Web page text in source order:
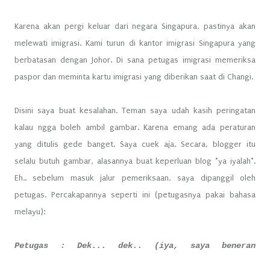
Karena akan pergi keluar dari negara Singapura, pastinya akan
melewati imigrasi. Kami turun di kantor imigrasi Singapura yang
berbatasan dengan Johor. Di sana petugas imigrasi memeriksa
paspor dan meminta kartu imigrasi yang diberikan saat di Changi.
Disini saya buat kesalahan. Teman saya udah kasih peringatan
kalau ngga boleh ambil gambar. Karena emang ada peraturan
yang ditulis gede banget. Saya cuek aja. Secara, blogger itu
selalu butuh gambar, alasannya buat keperluan blog *ya iyalah*.
Eh.. sebelum masuk jalur pemeriksaan, saya dipanggil oleh
petugas. Percakapannya seperti ini (petugasnya pakai bahasa
melayu):
Petugas : Dek... dek.. (iya, saya beneran